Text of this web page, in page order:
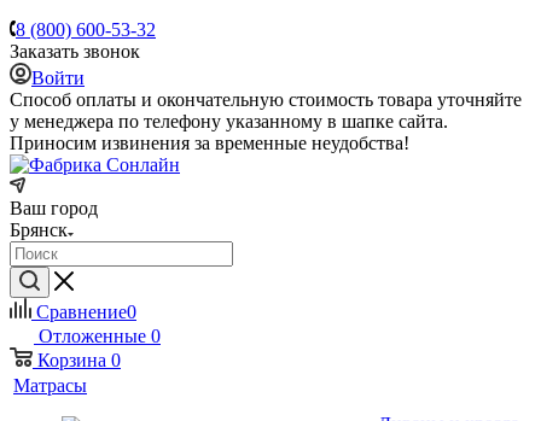
8 (800) 600-53-32
Заказать звонок
Войти
Способ оплаты и окончательную стоимость товара уточняйте
у менеджера по телефону указанному в шапке сайта.
Приносим извинения за временные неудобства!
Ваш город
Брянск
Сравнение0
Отложенные 0
Корзина 0
Матрасы